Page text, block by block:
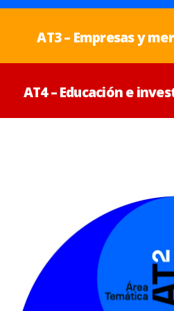
AT3 – Empresas y
AT4 – Educación e